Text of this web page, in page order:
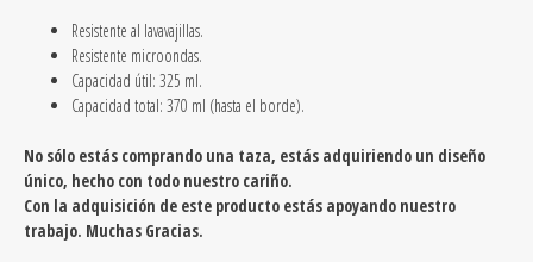
Resistente al lavavajillas.
Resistente microondas.
Capacidad útil: 325 ml.
Capacidad total: 370 ml (hasta el borde).
No sólo estás comprando una taza, estás adquiriendo un diseño
único, hecho con todo nuestro cariño.
Con la adquisición de este producto estás apoyando nuestro
trabajo. Muchas Gracias.